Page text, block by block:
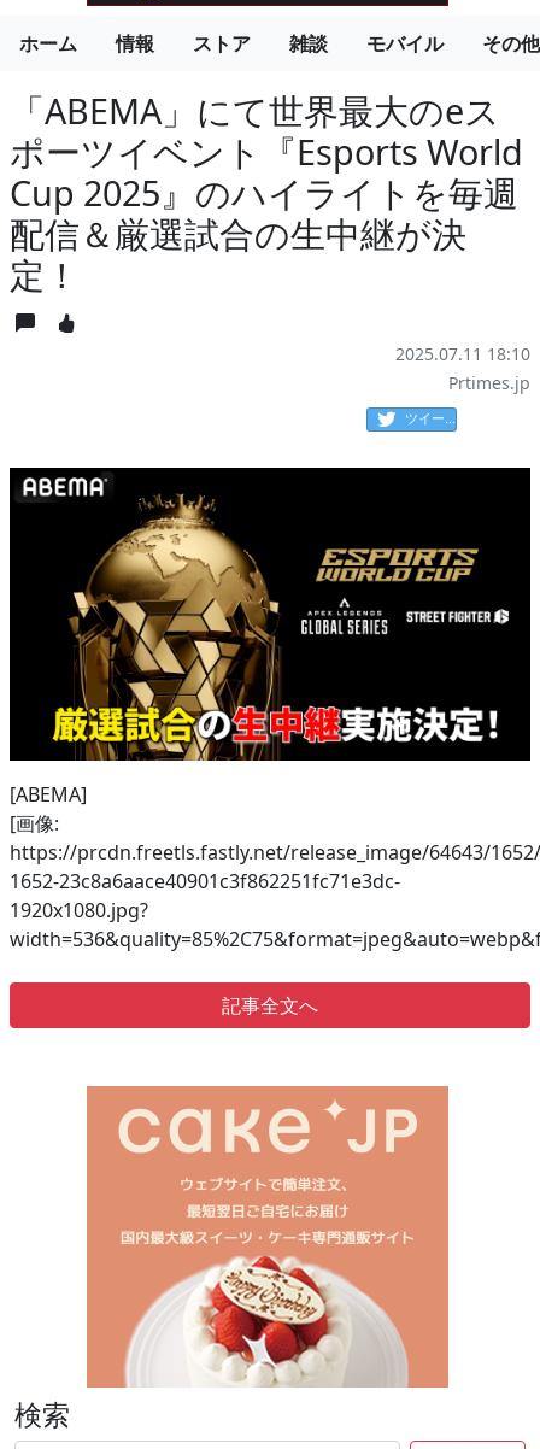
ホーム 情報 ストア 雑談 モバイル その他
「ABEMA」にて世界最大のeス
ポーツイベント『Esports World
Cup 2025』のハイライトを毎週
配信＆厳選試合の生中継が決
定！
2025.07.11 18:10
Prtimes.jp
ツイート
[ABEMA]
[画像:
https://prcdn.freetls.fastly.net/release_image/64643/
1652-23c8a6aace40901c3f862251fc71e3dc-
1920x1080.jpg?
記事全文へ
検索